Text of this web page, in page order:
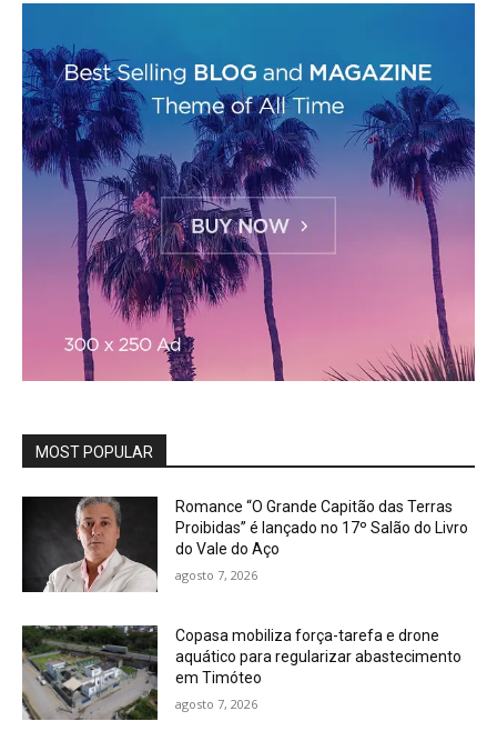
MOST POPULAR
Romance “O Grande Capitão das Terras
Proibidas” é lançado no 17º Salão do Livro
do Vale do Aço
agosto 7, 2026
Copasa mobiliza força-tarefa e drone
aquático para regularizar abastecimento
em Timóteo
agosto 7, 2026